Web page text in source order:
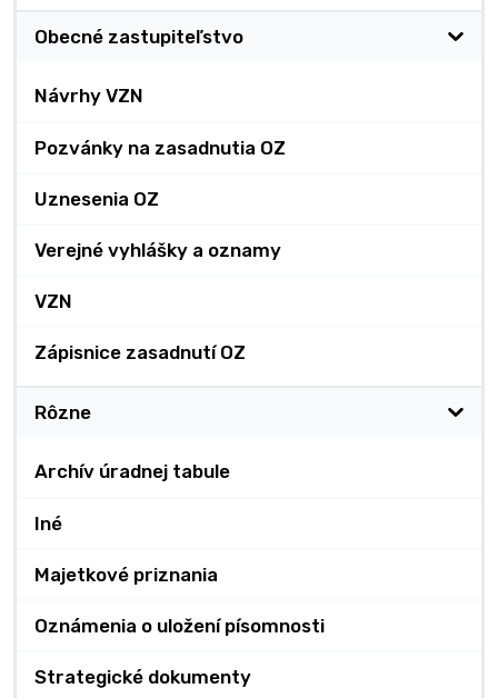
Obecné zastupiteľstvo
Návrhy VZN
Pozvánky na zasadnutia OZ
Uznesenia OZ
Verejné vyhlášky a oznamy
VZN
Zápisnice zasadnutí OZ
Rôzne
Archív úradnej tabule
Iné
Majetkové priznania
Oznámenia o uložení písomnosti
Strategické dokumenty